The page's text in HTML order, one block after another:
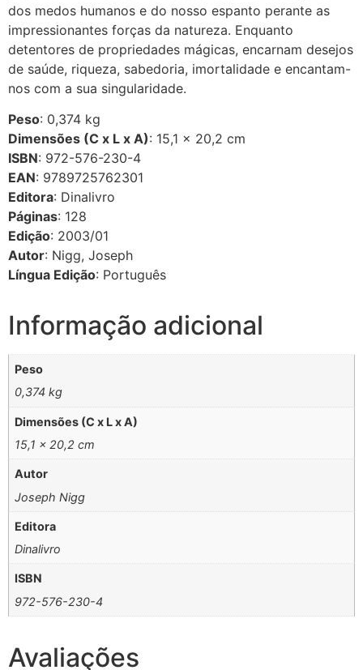
dos medos humanos e do nosso espanto perante as
impressionantes forças da natureza. Enquanto
detentores de propriedades mágicas, encarnam desejos
de saúde, riqueza, sabedoria, imortalidade e encantam-
nos com a sua singularidade.
Peso: 0,374 kg
Dimensões (C x L x A): 15,1 × 20,2 cm
ISBN: 972-576-230-4
EAN: 9789725762301
Editora: Dinalivro
Páginas: 128
Edição: 2003/01
Autor: Nigg, Joseph
Língua Edição: Português
Informação adicional
Peso
0,374 kg
Dimensões (C x L x A)
15,1 × 20,2 cm
Autor
Joseph Nigg
Editora
Dinalivro
ISBN
972-576-230-4
Avaliações